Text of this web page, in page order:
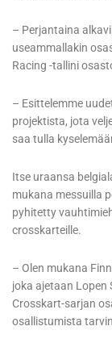
– Perjantaina
useammallakin
Racing -tallini
– Esittelemme
projektista, jota
saa tulla
Itse uraansa
mukana messuilla
pyhitetty
crosskarteille.
– Olen mukana
joka ajetaan Lopen
Crosskart-sarjan
osallistumista